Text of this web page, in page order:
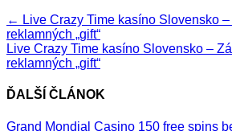
← Live Crazy Time kasíno Slovensko
reklamných „gift“
Live Crazy Time kasíno Slovensko –
reklamných „gift“
ĎALŠÍ ČLÁNOK
Grand Mondial Casino 150 free spins